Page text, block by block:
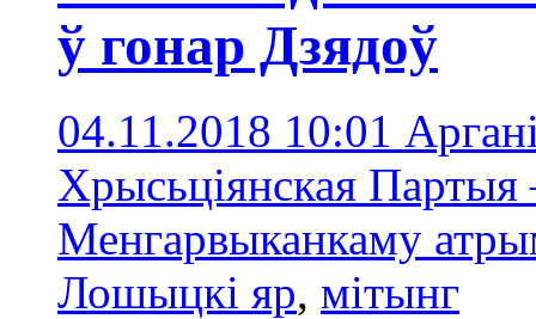
ў гонар Дзядоў
04.11.2018 10:01
Хрысьціянская
Менгарвыканкаму
Лошыцкі яр, мітынг